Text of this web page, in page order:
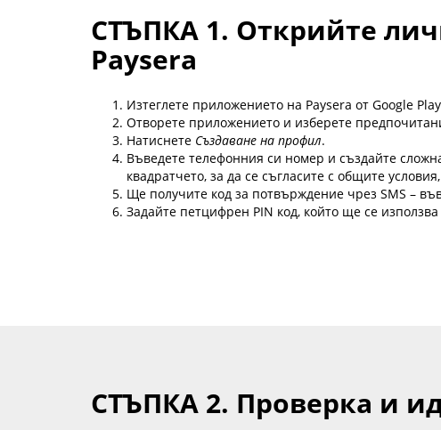
СТЪПКА 1. Открийте
Paysera
Изтеглете приложението на Paysera от Google
Отворете приложението и изберете
Натиснете Създаване на профил.
Въведете телефонния си номер и създайте
квадратчето, за да се съгласите с общите
Ще получите код за потвърждение чрез SMS –
Задайте петцифрен PIN код, който ще се
СТЪПКА 2. Проверка и